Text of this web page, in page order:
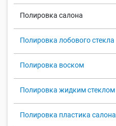
Полировка салона
Полировка лобового стекла
Полировка воском
Полировка жидким стеклом
Полировка пластика салона